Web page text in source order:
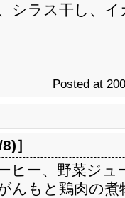
シラス干し、
Posted at
］
ヒー、野菜ジュ
んもと鶏肉の